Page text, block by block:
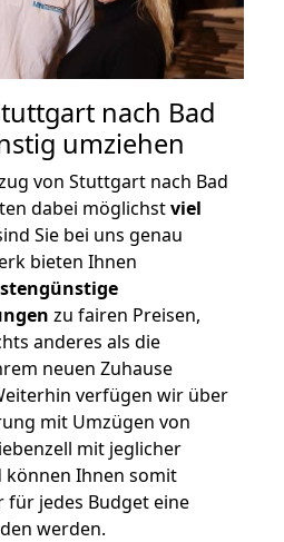
nach Bad
umziehen
von Stuttgart nach Bad
dabei möglichstviel
Sie bei uns genau
bieten Ihnen
zu fairen Preisen,
anderes als die
neuen Zuhause
verfügen wir über
mit Umzügen von
mit jeglicher
Ihnen somit
jedes Budget eine
werden.